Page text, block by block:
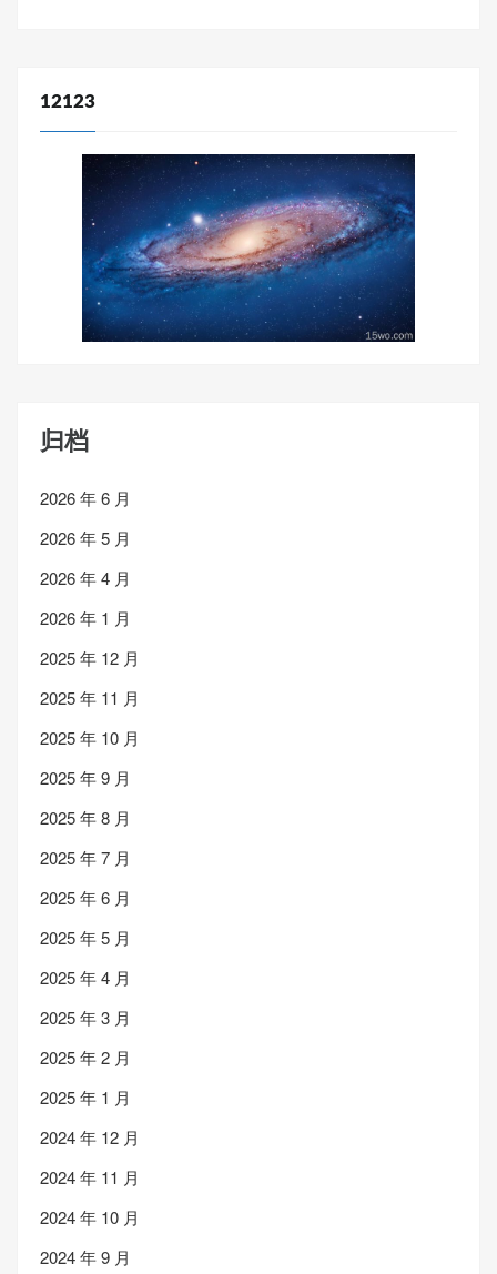
12123
归档
2026 年 6 月
2026 年 5 月
2026 年 4 月
2026 年 1 月
2025 年 12 月
2025 年 11 月
2025 年 10 月
2025 年 9 月
2025 年 8 月
2025 年 7 月
2025 年 6 月
2025 年 5 月
2025 年 4 月
2025 年 3 月
2025 年 2 月
2025 年 1 月
2024 年 12 月
2024 年 11 月
2024 年 10 月
2024 年 9 月